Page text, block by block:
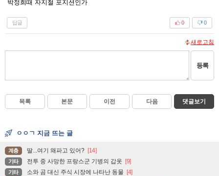
박정희때 자지철 포지션인가
답글 0
0
새로고침
등록
목록 본문 이전 다음 댓글보기
ㅇㅇㄱ 지금 뜨는 글
계층 딸...여기 왜파고 있어? [14]
기타 전투 중 사망한 프랑스군 기병의 갑옷 [9]
기타 소와 곰 대신 주식 시장에 나타난 동물 [4]